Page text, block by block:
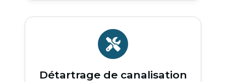
Détartrage de canalisation